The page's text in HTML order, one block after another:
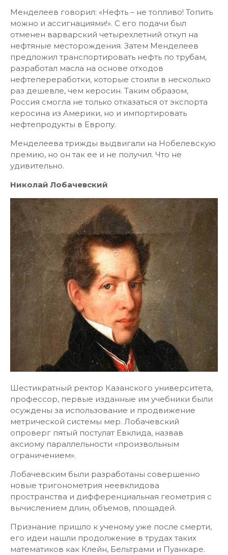
Менделеев говорил: «Нефть – не топливо! Топить
можно и ассигнациями!». С его подачи был
отменен варварский четырехлетний откуп на
нефтяные месторождения. Затем Менделеев
предложил транспортировать нефть по трубам,
разработал масла на основе отходов
нефтепереработки, которые стоили в несколько
раз дешевле, чем керосин. Таким образом,
Россия смогла не только отказаться от экспорта
керосина из Америки, но и импортировать
нефтепродукты в Европу.
Менделеева трижды выдвигали на Нобелевскую
премию, но он так ее и не получил. Что не
удивительно.
Николай Лобачевский
Шестикратный ректор Казанского университета,
профессор, первые изданные им учебники были
осуждены за использование и продвижение
метрической системы мер. Лобачевский
опроверг пятый постулат Евклида, назвав
аксиому параллельности «произвольным
ограничением».
Лобачевским были разработаны совершенно
новые тригонометрия неевклидова
пространства и дифференциальная геометрия с
вычислением длин, объемов, площадей.
Признание пришло к ученому уже после смерти,
его идеи нашли продолжение в трудах таких
математиков как Клейн, Бельтрами и Пуанкаре.